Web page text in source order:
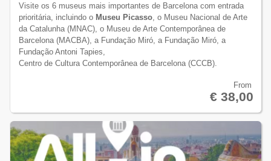
Visite os 6 museus mais importantes de Barcelona com entrada
prioritária, incluindo o Museu Picasso , o Museu Nacional de Arte
da Catalunha (MNAC), o Museu de Arte Contemporânea de
Barcelona (MACBA), a Fundação Miró, a Fundação Miró, a
Fundação Antoni Tapies,
Centro de Cultura Contemporânea de Barcelona (CCCB).
From
€ 38,00